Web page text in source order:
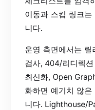
이동과 스킵 링크
니다.
운영 측면에서는 릴
검사, 404/리디렉
최신화, Open
화하면 예기치 않
니다. Lighthouse/